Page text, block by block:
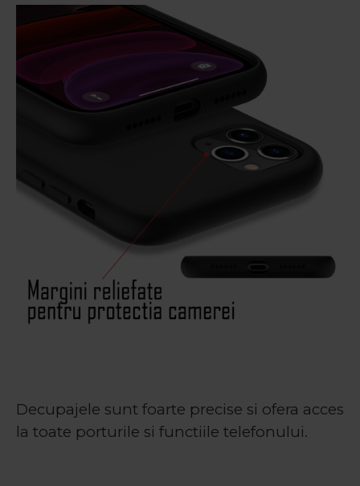
Decupajele sunt foarte precise si ofera acces
la toate porturile si functiile telefonului.